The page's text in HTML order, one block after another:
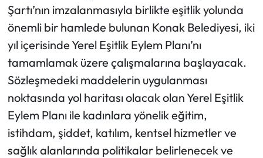
Şartı’nın imzalanmasıyla birlikte eşitlik yolunda
önemli bir hamlede bulunan Konak Belediyesi, iki
yıl içerisinde Yerel Eşitlik Eylem Planı’nı
tamamlamak üzere çalışmalarına başlayacak.
Sözleşmedeki maddelerin uygulanması
noktasında yol haritası olacak olan Yerel Eşitlik
Eylem Planı ile kadınlara yönelik eğitim,
istihdam, şiddet, katılım, kentsel hizmetler ve
sağlık alanlarında politikalar belirlenecek ve